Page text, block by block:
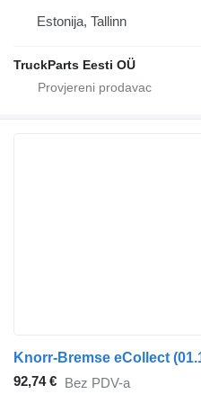
Estonija, Tallinn
TruckParts Eesti OÜ
92,74 € Bez PDV-a